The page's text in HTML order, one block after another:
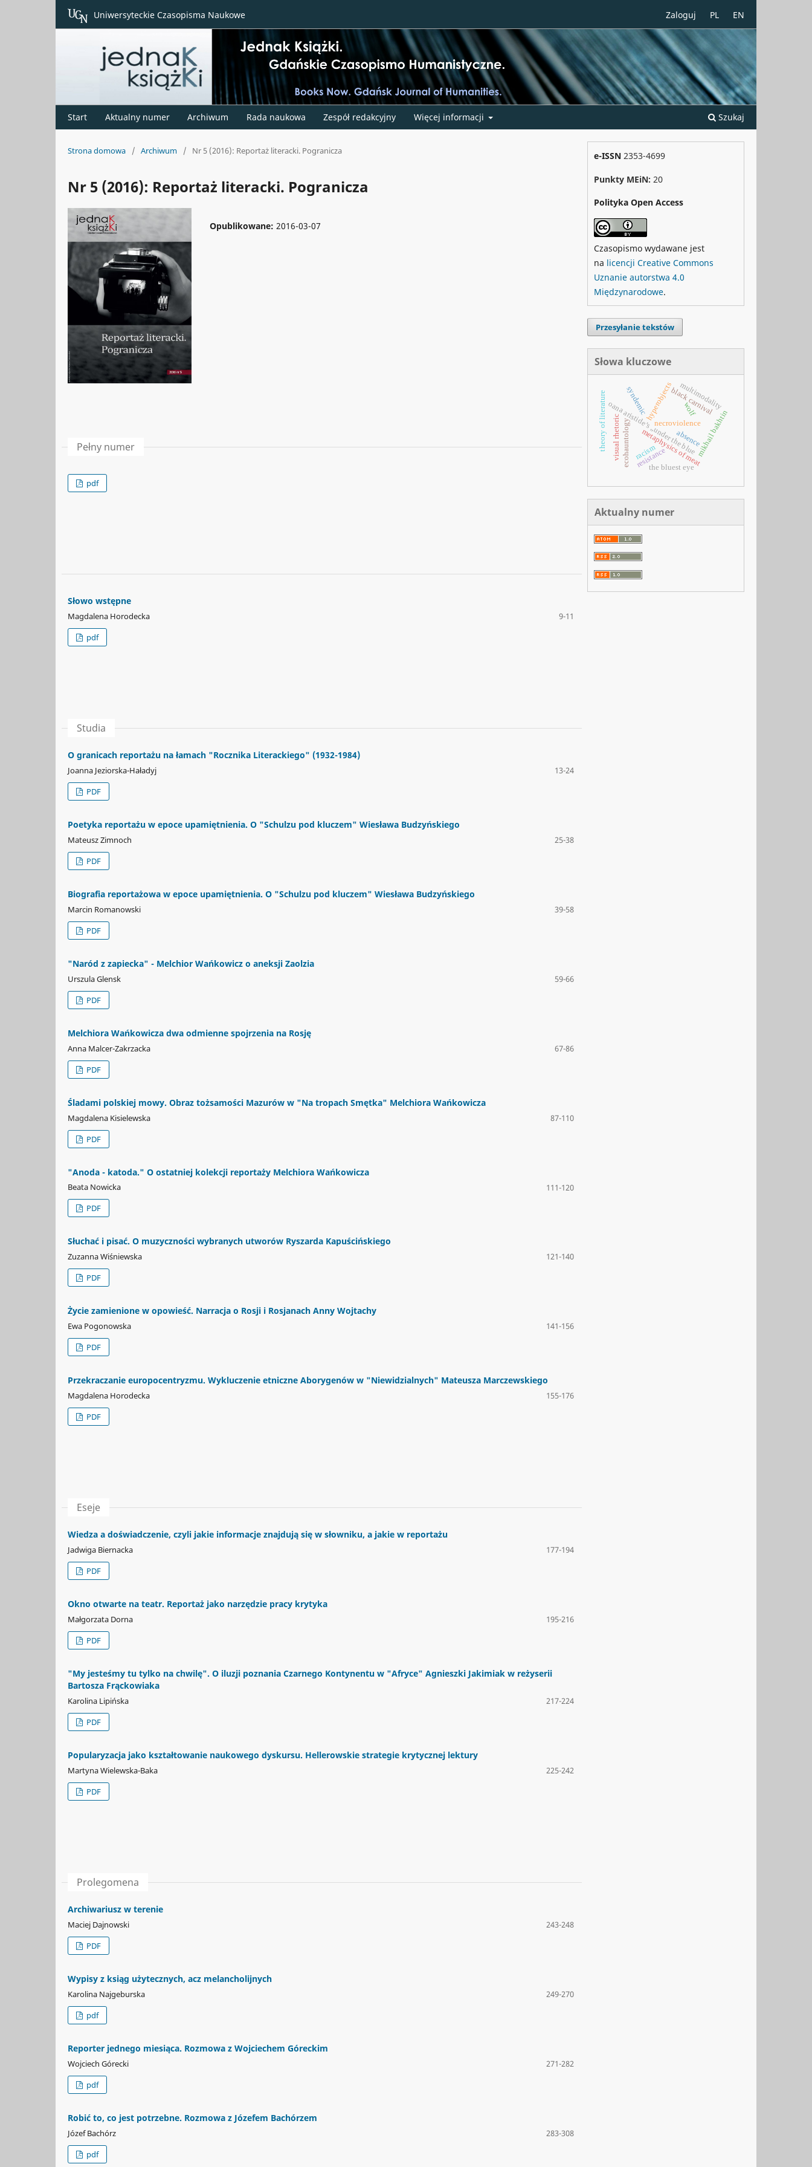
Start Aktualny numer Archiwum Rada naukowa Zespół redakcyjny Więcej informacji Szukaj
Zaloguj PL EN
Uniwersyteckie Czasopisma Naukowe
Strona domowa / Archiwum / Nr 5 (2016): Reportaż literacki. Pogranicza
Nr 5 (2016): Reportaż literacki. Pogranicza
Opublikowane: 2016-03-07
Pełny numer
pdf
Słowo wstępne
Magdalena Horodecka
9-11
pdf
Studia
O granicach reportażu na łamach "Rocznika Literackiego" (1932-1984)
Joanna Jeziorska-Haładyj
13-24
PDF
Poetyka reportażu w epoce upamiętnienia. O "Schulzu pod kluczem" Wiesława Budzyńskiego
Mateusz Zimnoch
25-38
PDF
Biografia reportażowa w epoce upamiętnienia. O "Schulzu pod kluczem" Wiesława Budzyńskiego
Marcin Romanowski
39-58
PDF
"Naród z zapiecka" - Melchior Wańkowicz o aneksji Zaolzia
Urszula Glensk
59-66
PDF
Melchiora Wańkowicza dwa odmienne spojrzenia na Rosję
Anna Malcer-Zakrzacka
67-86
PDF
Śladami polskiej mowy. Obraz tożsamości Mazurów w "Na tropach Smętka" Melchiora Wańkowicza
Magdalena Kisielewska
87-110
PDF
"Anoda - katoda." O ostatniej kolekcji reportaży Melchiora Wańkowicza
Beata Nowicka
111-120
PDF
Słuchać i pisać. O muzyczności wybranych utworów Ryszarda Kapuścińskiego
Zuzanna Wiśniewska
121-140
PDF
Życie zamienione w opowieść. Narracja o Rosji i Rosjanach Anny Wojtachy
Ewa Pogonowska
141-156
PDF
Przekraczanie europocentryzmu. Wykluczenie etniczne Aborygenów w "Niewidzialnych" Mateusza Marczewskiego
Magdalena Horodecka
155-176
PDF
Eseje
Wiedza a doświadczenie, czyli jakie informacje znajdują się w słowniku, a jakie w reportażu
Jadwiga Biernacka
177-194
PDF
Okno otwarte na teatr. Reportaż jako narzędzie pracy krytyka
Małgorzata Dorna
195-216
PDF
"My jesteśmy tu tylko na chwilę". O iluzji poznania Czarnego Kontynentu w "Afryce" Agnieszki Jakimiak w reżyserii
Bartosza Frąckowiaka
Karolina Lipińska
217-224
PDF
Popularyzacja jako kształtowanie naukowego dyskursu. Hellerowskie strategie krytycznej lektury
Martyna Wielewska-Baka
225-242
PDF
Prolegomena
Archiwariusz w terenie
Maciej Dajnowski
243-248
PDF
Wypisy z ksiąg użytecznych, acz melancholijnych
Karolina Najgeburska
249-270
pdf
Reporter jednego miesiąca. Rozmowa z Wojciechem Góreckim
Wojciech Górecki
271-282
pdf
Robić to, co jest potrzebne. Rozmowa z Józefem Bachórzem
Józef Bachórz
283-308
pdf
e-ISSN 2353-4699
Punkty MEiN: 20
Polityka Open Access
Czasopismo wydawane jest
na licencji Creative Commons
Uznanie autorstwa 4.0
Międzynarodowe.
Przesyłanie tekstów
Słowa kluczowe
oana aristide’s „under the blue
hyperobjects
ecohauntology metaphysics of meat
necroviolencemikhail bakhtin
black carnival
theory of literature absence
the bluest eye
resistance
wolf
racism
syndemic multimodality
visual rhetoric
Aktualny numer